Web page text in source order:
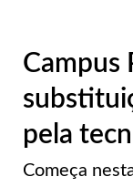
Campus
pela
Começa